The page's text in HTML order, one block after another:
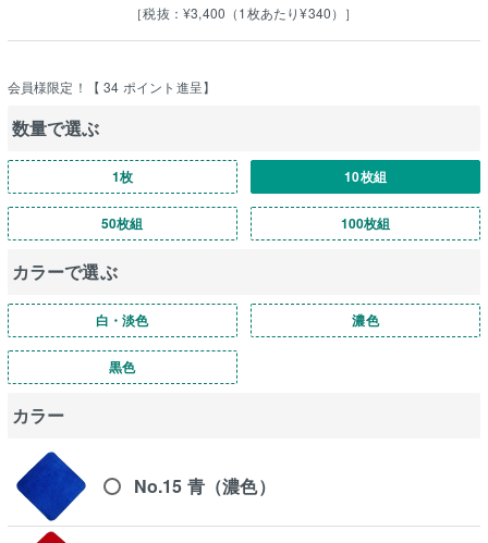
［税抜：¥3,400（1枚あたり¥340）］
会員様限定！【 34 ポイント進呈】
数量で選ぶ
1枚 10枚組
50枚組 100枚組
カラーで選ぶ
白・淡色 濃色
黒色
カラー
No.15 青（濃色）